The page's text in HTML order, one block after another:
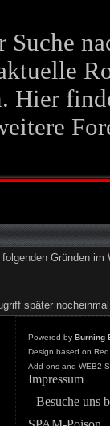
Suche
Hier
Gründen im
später
Powered by Burning
Design based on
Add-ons and WEB2-
Impressum
Besuche uns